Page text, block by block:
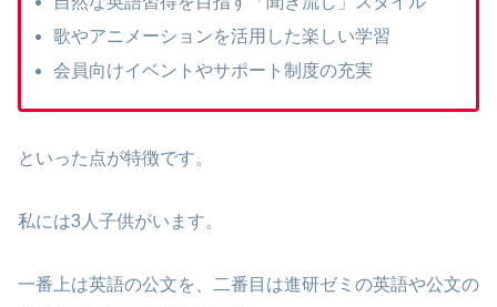
歌やアニメーションを活用した楽しい学習
会員向けイベントやサポート制度の充実
といった点が特徴です。
私には3人子供がいます。
一番上は英語の公文を、二番目は進研ゼミの英語や公文の